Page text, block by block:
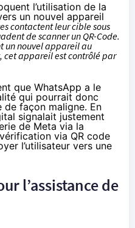
l’utilisation de la
un nouvel appareil
contactent leur cible sous
de scanner un QR-Code.
un nouvel appareil au
cet appareil est contrôlé par
que WhatsApp a le
qui pourrait donc
façon maligne. En
signalait justement
de Meta via la
via QR code
l’utilisateur vers une
l’assistance de